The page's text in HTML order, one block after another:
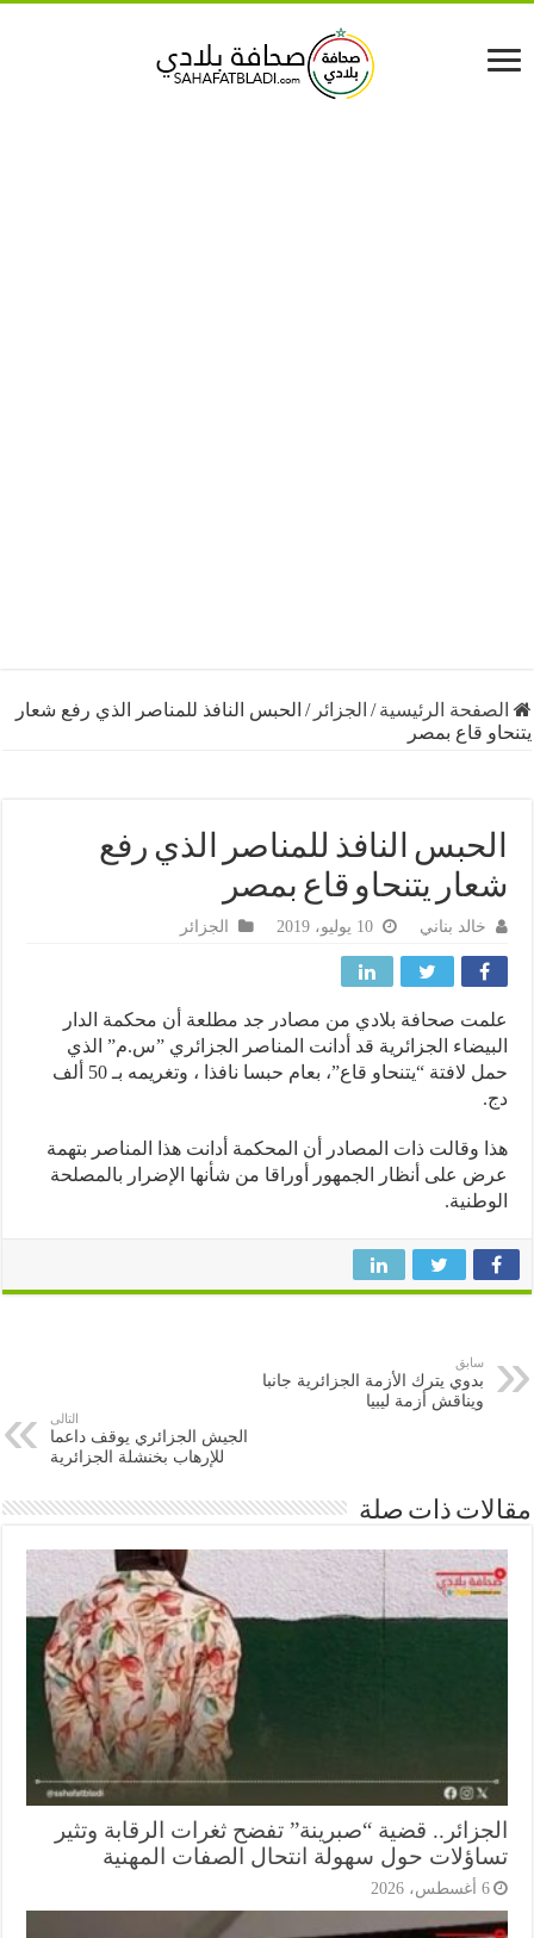
الرئيسية /الجزائر/الحبس النافذ للمناصر الذي رفع شعار
قاع بمصر
النافذ للمناصر الذي رفع
يتنحاو قاع بمصر
خالد بناني الجزائر
صحافة بلادي من مصادر جد مطلعة أن محكمة الدار
الجزائرية قد أدانت المناصر الجزائري ”س.م” الذي
حمل لافتة “يتنحاو قاع”، بعام حبسا نافذا ، وتغريمه بـ 50 ألف
وقالت ذات المصادر أن المحكمة أدانت هذا المناصر بتهمة
على أنظار الجمهور أوراقا من شأنها الإضرار بالمصلحة
بدوي يترك الأزمة الجزائرية جانبا
ويناقش أزمة ليبيا
الجيش الجزائري يوقف داعما
للإرهاب بخنشلة الجزائرية
ذات صلة
قضية “صبرينة” تفضح ثغرات الرقابة وتثير
حول سهولة انتحال الصفات المهنية